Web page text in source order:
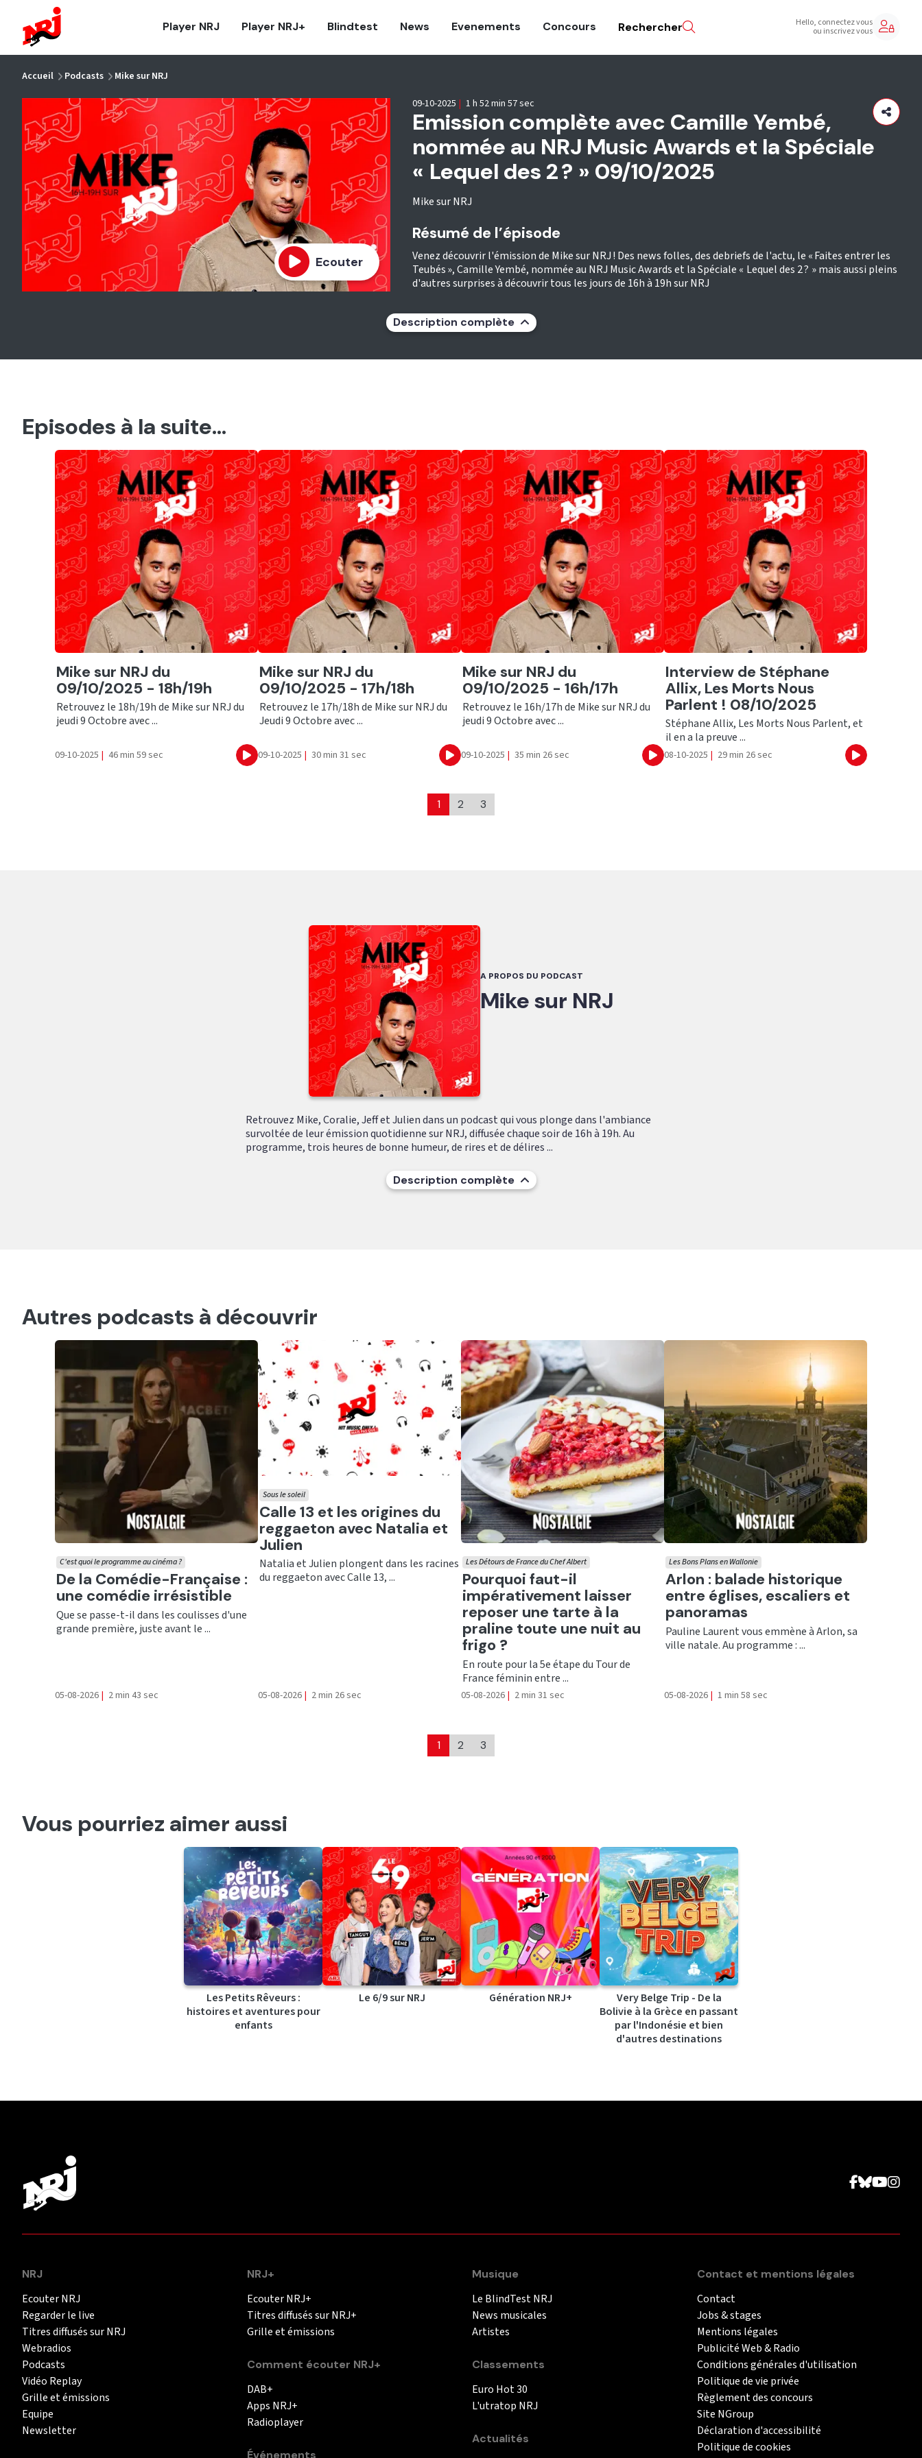
Player NRJ Player NRJ+ Blindtest News Evenements Concours Rechercher Hello, connectez vous
ou inscrivez vous
Accueil Podcasts Mike sur NRJ
Ecouter
Emission complète avec Camille Yembé,
nommée au NRJ Music Awards et la Spéciale
« Lequel des 2 ? » 09/10/2025
Mike sur NRJ
09-10-2025 | 1 h 52 min 57 sec
Résumé de l’épisode
Venez découvrir l'émission de Mike sur NRJ ! Des news folles, des debriefs de l'actu, le « Faites entrer les
Teubés », Camille Yembé, nommée au NRJ Music Awards et la Spéciale « Lequel des 2 ? » mais aussi pleins
d'autres surprises à découvrir tous les jours de 16h à 19h sur NRJ
Description complète
Episodes à la suite...
Ecouter
Mike sur NRJ du
09/10/2025 - 18h/19h
Retrouvez le 18h/19h de Mike sur NRJ du
jeudi 9 Octobre avec ...
09-10-2025 | 46 min 59 sec Ecouter
Ecouter
Mike sur NRJ du
09/10/2025 - 17h/18h
Retrouvez le 17h/18h de Mike sur NRJ du
Jeudi 9 Octobre avec ...
09-10-2025 | 30 min 31 sec Ecouter
Ecouter
Mike sur NRJ du
09/10/2025 - 16h/17h
Retrouvez le 16h/17h de Mike sur NRJ du
jeudi 9 Octobre avec ...
09-10-2025 | 35 min 26 sec Ecouter
Ecouter
Interview de Stéphane
Allix, Les Morts Nous
Parlent ! 08/10/2025
Stéphane Allix, Les Morts Nous Parlent, et
il en a la preuve ...
08-10-2025 | 29 min 26 sec Ecouter
1 2 3
A PROPOS DU PODCAST
Mike sur NRJ
Retrouvez Mike, Coralie, Jeff et Julien dans un podcast qui vous plonge dans l'ambiance
survoltée de leur émission quotidienne sur NRJ, diffusée chaque soir de 16h à 19h. Au
programme, trois heures de bonne humeur, de rires et de délires ...
Description complète
Autres podcasts à découvrir
Ecouter
De la Comédie-Française :
une comédie irrésistible
C'est quoi le programme au cinéma ?
Que se passe-t-il dans les coulisses d'une
grande première, juste avant le ...
05-08-2026 | 2 min 43 sec
Ecouter
Calle 13 et les origines du
reggaeton avec Natalia et
Julien
Sous le soleil
Natalia et Julien plongent dans les racines
du reggaeton avec Calle 13, ...
05-08-2026 | 2 min 26 sec
Ecouter
Pourquoi faut-il
impérativement laisser
reposer une tarte à la
praline toute une nuit au
frigo ?
Les Détours de France du Chef Albert
En route pour la 5e étape du Tour de
France féminin entre ...
05-08-2026 | 2 min 31 sec
Ecouter
Arlon : balade historique
entre églises, escaliers et
panoramas
Les Bons Plans en Wallonie
Pauline Laurent vous emmène à Arlon, sa
ville natale. Au programme : ...
05-08-2026 | 1 min 58 sec
1 2 3
Vous pourriez aimer aussi
Les Petits Rêveurs :
histoires et aventures pour
enfants
Le 6/9 sur NRJ Génération NRJ+
Very Belge Trip - De la
Bolivie à la Grèce en passant
par l'Indonésie et bien
d'autres destinations
NRJ
Ecouter NRJ
Regarder le live
Titres diffusés sur NRJ
Webradios
Podcasts
Vidéo Replay
Grille et émissions
Equipe
Newsletter
NRJ+
Ecouter NRJ+
Titres diffusés sur NRJ+
Grille et émissions
Comment écouter NRJ+
DAB+
Apps NRJ+
Radioplayer
Événements
Musique
Le BlindTest NRJ
News musicales
Artistes
Classements
Euro Hot 30
L'utratop NRJ
Actualités
Contact et mentions légales
Contact
Jobs & stages
Mentions légales
Publicité Web & Radio
Conditions générales d'utilisation
Politique de vie privée
Règlement des concours
Site NGroup
Déclaration d'accessibilité
Politique de cookies